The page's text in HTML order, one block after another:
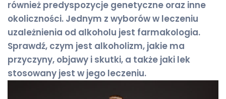
również predyspozycje genetyczne oraz inne
okoliczności. Jednym z wyborów w leczeniu
uzależnienia od alkoholu jest farmakologia.
Sprawdź, czym jest alkoholizm, jakie ma
przyczyny, objawy i skutki, a także jaki lek
stosowany jest w jego leczeniu.